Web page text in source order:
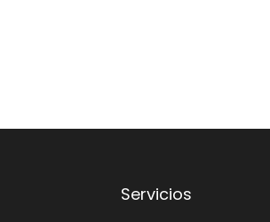
Servicios